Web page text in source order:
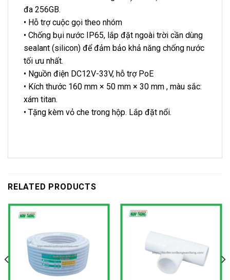
đa 256GB.
• Hỗ trợ cuộc gọi theo nhóm
• Chống bụi nước IP65, lắp đặt ngoài trời cần dùng
sealant (silicon) để đảm bảo khả năng chống nước
tối ưu nhất.
• Nguồn điện DC12V-33V, hỗ trợ PoE
• Kích thước 160 mm × 50 mm × 30 mm , màu sắc:
xám titan.
• Tặng kèm vỏ che trong hộp. Lắp đặt nổi.
RELATED PRODUCTS